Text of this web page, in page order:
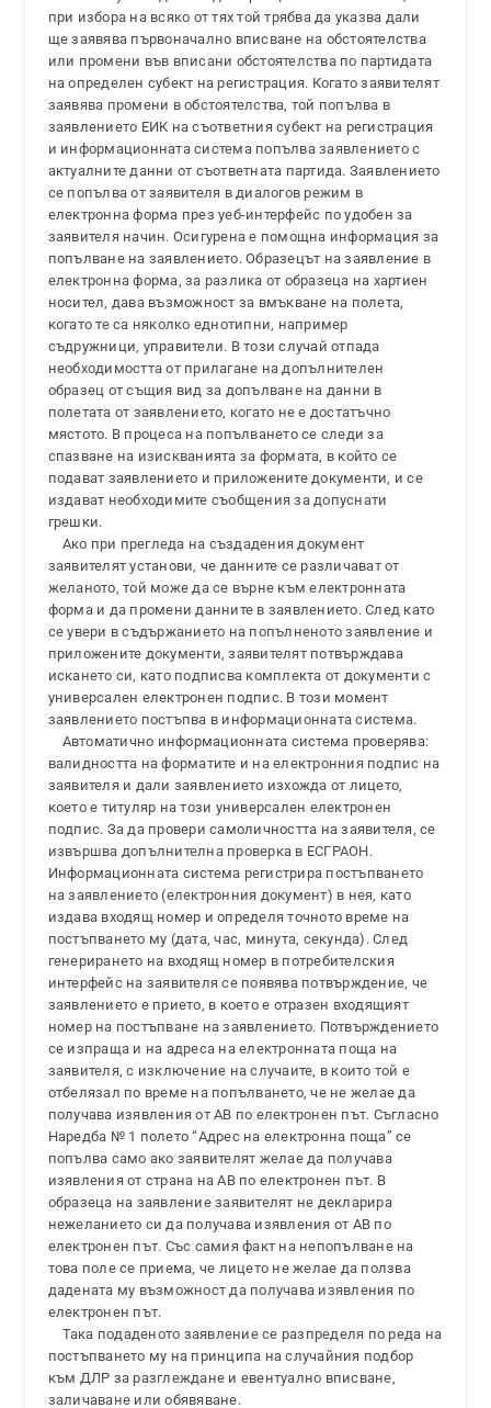
при избора на всяко от тях той трябва да указва дали
ще заявява първоначално вписване на обстоятелства
или промени във вписани обстоятелства по партидата
на определен субект на регистрация. Когато заявителят
заявява промени в обстоятелства, той попълва в
заявлението ЕИК на съответния субект на регистрация
и информационната система попълва заявлението с
актуалните данни от съответната партида. Заявлението
се попълва от заявителя в диалогов режим в
електронна форма през уеб-интерфейс по удобен за
заявителя начин. Осигурена е помощна информация за
попълване на заявлението. Образецът на заявление в
електронна форма, за разлика от образеца на хартиен
носител, дава възможност за вмъкване на полета,
когато те са няколко еднотипни, например
съдружници, управители. В този случай отпада
необходимостта от прилагане на допълнителен
образец от същия вид за допълване на данни в
полетата от заявлението, когато не е достатъчно
мястото. В процеса на попълването се следи за
спазване на изискванията за формата, в който се
подават заявлението и приложените документи, и се
издават необходимите съобщения за допуснати
грешки.
Ако при прегледа на създадения документ
заявителят установи, че данните се различават от
желаното, той може да се върне към електронната
форма и да промени данните в заявлението. След като
се увери в съдържанието на попълненото заявление и
приложените документи, заявителят потвърждава
искането си, като подписва комплекта от документи с
универсален електронен подпис. В този момент
заявлението постъпва в информационната система.
Автоматично информационната система проверява:
валидността на форматите и на електронния подпис на
заявителя и дали заявлението изхожда от лицето,
което е титуляр на този универсален електронен
подпис. За да провери самоличността на заявителя, се
извършва допълнителна проверка в ЕСГРАОН.
Информационната система регистрира постъпването
на заявлението (електронния документ) в нея, като
издава входящ номер и определя точното време на
постъпването му (дата, час, минута, секунда). След
генерирането на входящ номер в потребителския
интерфейс на заявителя се появява потвърждение, че
заявлението е прието, в което е отразен входящият
номер на постъпване на заявлението. Потвърждението
се изпраща и на адреса на електронната поща на
заявителя, с изключение на случаите, в които той е
отбелязал по време на попълването, че не желае да
получава изявления от АВ по електронен път. Съгласно
Наредба № 1 полето “Адрес на електронна поща” се
попълва само ако заявителят желае да получава
изявления от страна на АВ по електронен път. В
образеца на заявление заявителят не декларира
нежеланието си да получава изявления от АВ по
електронен път. Със самия факт на непопълване на
това поле се приема, че лицето не желае да ползва
дадената му възможност да получава изявления по
електронен път.
Така подаденото заявление се разпределя по реда на
постъпването му на принципа на случайния подбор
към ДЛР за разглеждане и евентуално вписване,
заличаване или обявяване.